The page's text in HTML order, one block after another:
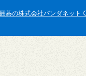
囲碁の株式会社パンダネット